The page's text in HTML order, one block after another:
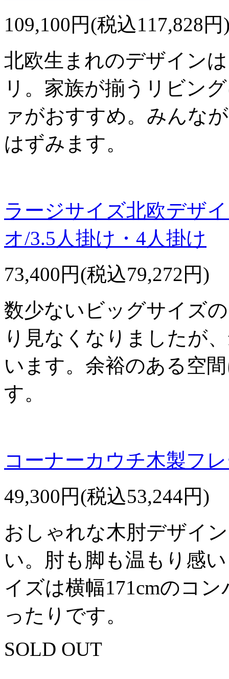
109,100円(税込117,828円
北欧生まれのデザイン
リ。家族が揃うリビン
ァがおすすめ。みんな
はずみます。
ラージサイズ北欧デザ
オ/3.5人掛け・4人掛け
73,400円(税込79,272円)
数少ないビッグサイズ
り見なくなりましたが
います。余裕のある空
す。
コーナーカウチ木製フ
49,300円(税込53,244円)
おしゃれな木肘デザイ
い。肘も脚も温もり感
イズは横幅171cmのコ
ったりです。
SOLD OUT